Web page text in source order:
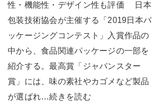
性・機能性・デザイン性も評価 日本
包装技術協会が主催する「2019日本パ
ッケージングコンテスト」入賞作品の
中から、食品関連パッケージの一部を
紹介する。最高賞「ジャパンスター
賞」には、味の素社やカゴメなど製品
が選ばれ…続きを読む